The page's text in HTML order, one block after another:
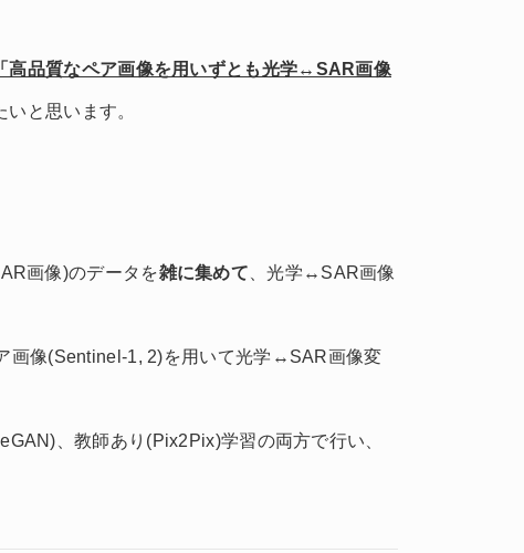
「高品質なペア画像を用いずとも光学↔SAR画像
と思います。
画像)のデータを雑に集めて 、光学↔SAR画像
画像(Sentinel-1, 2)を用いて光学↔SAR画像変
、教師あり(Pix2Pix)学習の両方で行い、